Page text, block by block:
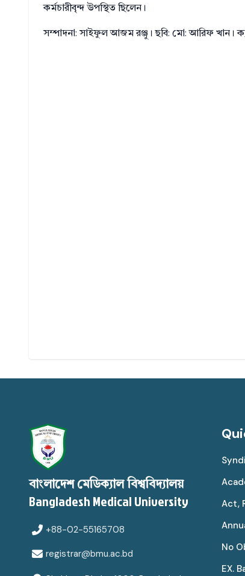
কর্মচারীবৃন্দ উপস্থিত ছিলেন।
সম্পাদনা: সাইফুল আজম রঞ্জু। ছবি: মো: আরিফ খান।
বাংলাদেশ মেডিক্যাল বিশ্ববিদ্যালয়
Bangladesh Medical University
+88-02-55165708
registrar@bmu.ac.bd
Act,
No
EX.